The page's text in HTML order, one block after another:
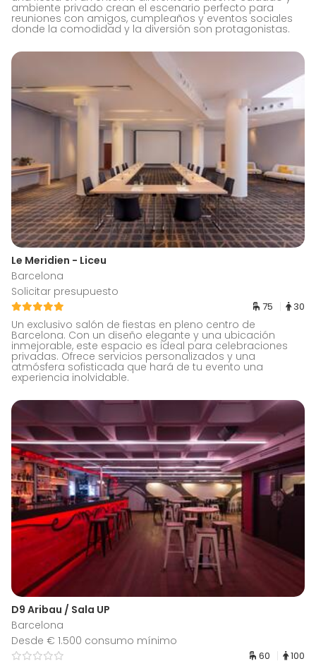
ambiente privado crean el escenario perfecto para
reuniones con amigos, cumpleaños y eventos sociales
donde la comodidad y la diversión son protagonistas.
Le Meridien - Liceu
Barcelona
Solicitar presupuesto
75 30
Un exclusivo salón de fiestas en pleno centro de
Barcelona. Con un diseño elegante y una ubicación
inmejorable, este espacio es ideal para celebraciones
privadas. Ofrece servicios personalizados y una
atmósfera sofisticada que hará de tu evento una
experiencia inolvidable.
D9 Aribau / Sala UP
Barcelona
Desde € 1.500 consumo mínimo
60 100